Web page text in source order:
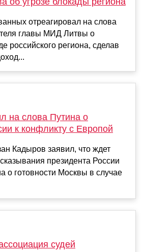
отреагировал на слова
главы МИД Литвы о
российского региона, сделав
на слова Путина о
к конфликту с Европой
Кадыров заявил, что ждет
президента России
о готовности Москвы в случае
судей